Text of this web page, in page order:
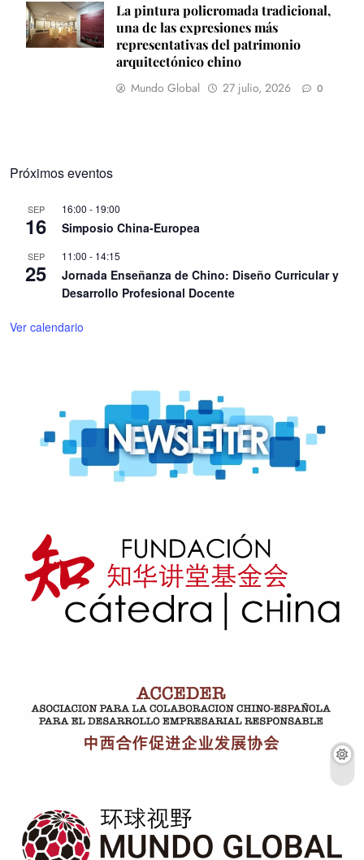
La pintura policromada tradicional,
una de las expresiones más
representativas del patrimonio
arquitectónico chino
Mundo Global 27 julio, 2026 0
Próximos eventos
SEP
16
16:00 - 19:00
Simposio China-Europea
SEP
25
11:00 - 14:15
Jornada Enseñanza de Chino: Diseño Curricular y
Desarrollo Profesional Docente
Ver calendario